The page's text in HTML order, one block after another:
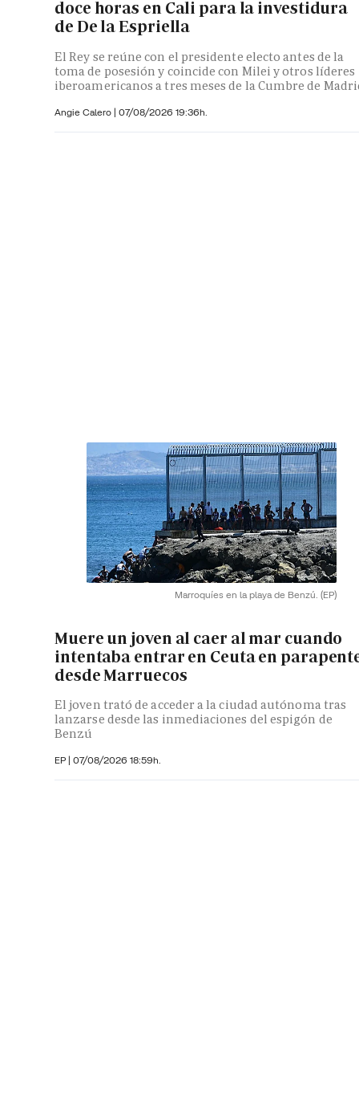
doce horas en Cali para la investidura
de De la Espriella
El Rey se reúne con el presidente electo antes de la
toma de posesión y coincide con Milei y otros líderes
iberoamericanos a tres meses de la Cumbre de
Angie Calero | 07/08/2026 19:36h.
Marroquíes en la playa de Benzú. (EP)
Muere un joven al caer al mar cuando
intentaba entrar en Ceuta en
desde Marruecos
El joven trató de acceder a la ciudad autónoma tras
lanzarse desde las inmediaciones del espigón de
Benzú
EP | 07/08/2026 18:59h.